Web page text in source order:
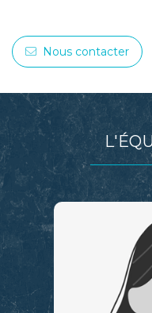
Nous contacter